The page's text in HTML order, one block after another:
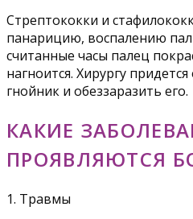
Стрептококки и
панарицию, воспалению
считанные часы палец
нагноится. Хирургу
гнойник и обеззаразить его.
КАКИЕ
ПРОЯВЛЯЮТСЯ
1. Травмы